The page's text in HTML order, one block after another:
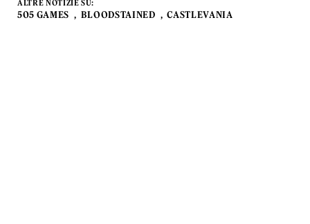
ALTRE NOTIZIE SU:
505 GAMES BLOODSTAINED CASTLEVANIA